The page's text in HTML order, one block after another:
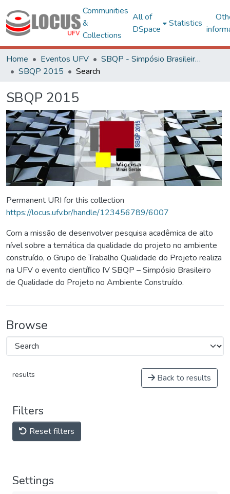
Communities
&
Collections
All of
DSpace
Statistics
Home Eventos UFV
SBQP - Simpósio Brasileiro de Qualidade do Projeto no Ambiente Construído
SBQP 2015
Search
SBQP 2015
Permanent URI for this collection
https://locus.ufv.br/handle/123456789/6007
Com a missão de desenvolver pesquisa acadêmica de alto
nível sobre a temática da qualidade do projeto no ambiente
construído, o Grupo de Trabalho Qualidade do Projeto realiza
na UFV o evento científico IV SBQP – Simpósio Brasileiro
de Qualidade do Projeto no Ambiente Construído.
Browse
results Back to results
Filters
Reset filters
Settings